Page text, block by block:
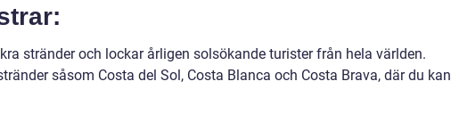
stränder och lockar årligen solsökande turister från hela världen.
såsom Costa del Sol, Costa Blanca och Costa Brava, där du kan